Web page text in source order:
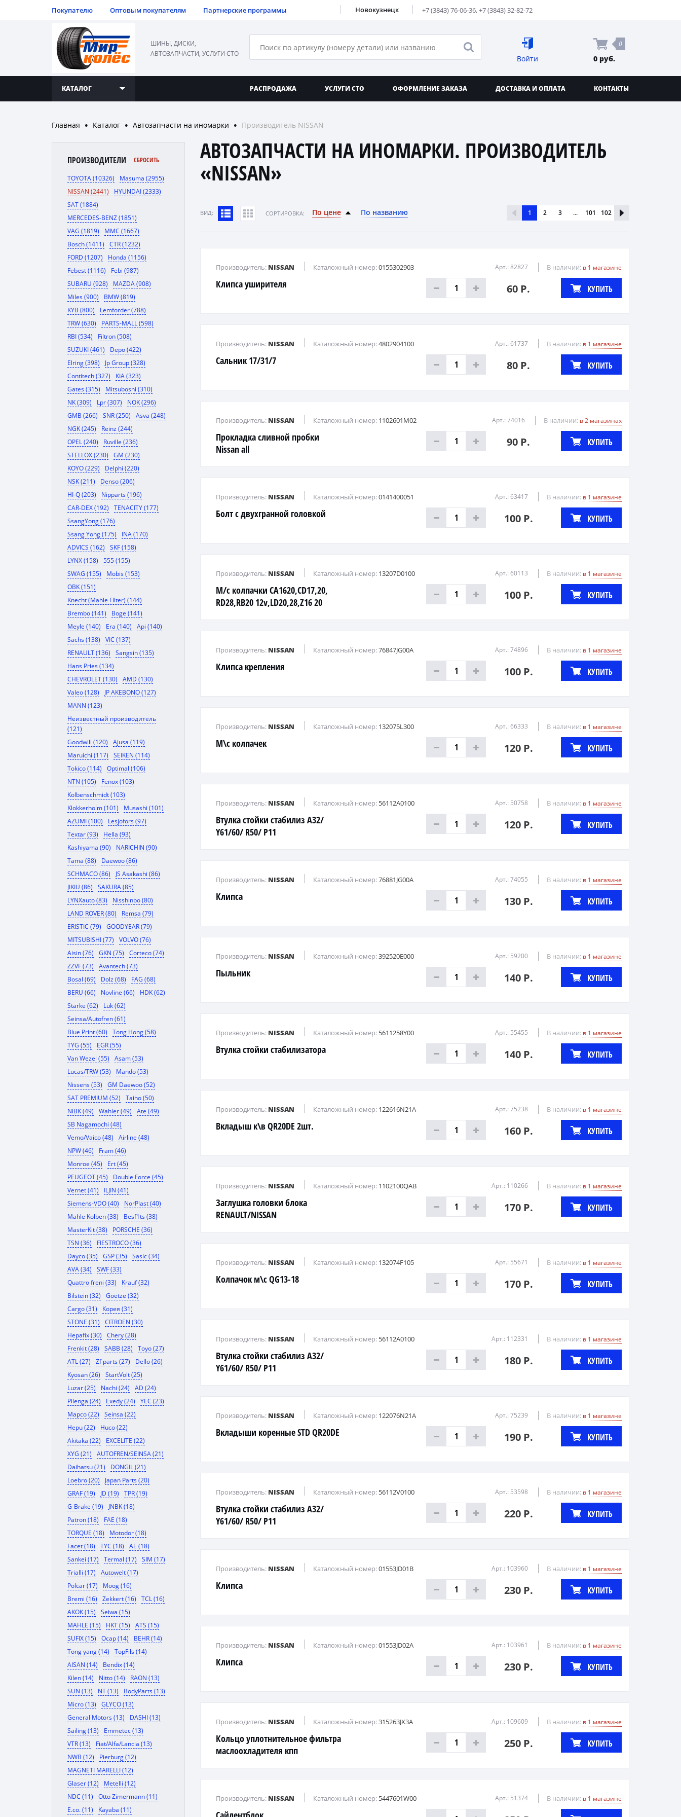
Покупателю Оптовым покупателям Партнерские программы Новокузнецк +7 (3843) 76-06-36,+7 (3843) 32-82-72
ШИНЫ, ДИСКИ,
АВТОЗАПЧАСТИ, УСЛУГИ СТО
Войти
0
0 руб.
КАТАЛОГ РАСПРОДАЖА УСЛУГИ СТО ОФОРМЛЕНИЕ ЗАКАЗА ДОСТАВКА И ОПЛАТА КОНТАКТЫ
Главная ● Каталог ● Автозапчасти на иномарки ● Производитель NISSAN
ПРОИЗВОДИТЕЛИ СБРОСИТЬ
TOYOTA (10326)
Masuma (2955)
NISSAN (2441)
HYUNDAI (2333)
SAT (1884)
MERCEDES-BENZ (1851)
VAG (1819)
MMC (1667)
Bosch (1411)
CTR (1232)
FORD (1207)
Honda (1156)
Febest (1116)
Febi (987)
SUBARU (928)
MAZDA (908)
Miles (900)
BMW (819)
KYB (800)
Lemforder (788)
TRW (630)
PARTS-MALL (598)
RBI (534)
Filtron (508)
SUZUKI (461)
Depo (422)
Elring (398)
Jp Group (328)
Contitech (327)
KIA (323)
Gates (315)
Mitsuboshi (310)
NK (309)
Lpr (307)
NOK (296)
GMB (266)
SNR (250)
Asva (248)
NGK (245)
Reinz (244)
OPEL (240)
Ruville (236)
STELLOX (230)
GM (230)
KOYO (229)
Delphi (220)
NSK (211)
Denso (206)
HI-Q (203)
Nipparts (196)
CAR-DEX (192)
TENACITY (177)
SsangYong (176)
Ssang Yong (175)
INA (170)
ADVICS (162)
SKF (158)
LYNX (158)
555 (155)
SWAG (155)
Mobis (153)
OBK (151)
Knecht (Mahle Filter) (144)
Brembo (141)
Boge (141)
Meyle (140)
Era (140)
Api (140)
Sachs (138)
VIC (137)
RENAULT (136)
Sangsin (135)
Hans Pries (134)
CHEVROLET (130)
AMD (130)
Valeo (128)
JP AKEBONO (127)
MANN (123)
Неизвестный производитель
(121)
Goodwill (120)
Ajusa (119)
Maruichi (117)
SEIKEN (114)
Tokico (114)
Optimal (106)
NTN (105)
Fenox (103)
Kolbenschmidt (103)
Klokkerholm (101)
Musashi (101)
AZUMI (100)
Lesjofors (97)
Textar (93)
Hella (93)
Kashiyama (90)
NARICHIN (90)
Tama (88)
Daewoo (86)
SCHMACO (86)
JS Asakashi (86)
JIKIU (86)
SAKURA (85)
LYNXauto (83)
Nisshinbo (80)
LAND ROVER (80)
Remsa (79)
ERISTIC (79)
GOODYEAR (79)
MITSUBISHI (77)
VOLVO (76)
Aisin (76)
GKN (75)
Corteco (74)
ZZVF (73)
Avantech (73)
Bosal (69)
Dolz (68)
FAG (68)
BERU (66)
Novline (66)
HDK (62)
Starke (62)
Luk (62)
Seinsa/Autofren (61)
Blue Print (60)
Tong Hong (58)
TYG (55)
EGR (55)
Van Wezel (55)
Asam (53)
Lucas/TRW (53)
Mando (53)
Nissens (53)
GM Daewoo (52)
SAT PREMIUM (52)
Taiho (50)
NiBK (49)
Wahler (49)
Ate (49)
SB Nagamochi (48)
Vemo/Vaico (48)
Airline (48)
NPW (46)
Fram (46)
Monroe (45)
Ert (45)
PEUGEOT (45)
Double Force (45)
Vernet (41)
ILJIN (41)
Siemens-VDO (40)
NorPlast (40)
Mahle Kolben (38)
Besf1ts (38)
MasterKit (38)
PORSCHE (36)
TSN (36)
FIESTROCO (36)
Dayco (35)
GSP (35)
Sasic (34)
AVA (34)
SWF (33)
Quattro freni (33)
Krauf (32)
Bilstein (32)
Goetze (32)
Cargo (31)
Корея (31)
STONE (31)
CITROEN (30)
Hepafix (30)
Chery (28)
Frenkit (28)
SABB (28)
Toyo (27)
ATL (27)
Zf parts (27)
Dello (26)
Kyosan (26)
StartVolt (25)
Luzar (25)
Nachi (24)
AD (24)
Pilenga (24)
Exedy (24)
YEC (23)
Mapco (22)
Seinsa (22)
Hepu (22)
Huco (22)
Akitaka (22)
EXCELITE (22)
XYG (21)
AUTOFREN/SEINSA (21)
Daihatsu (21)
DONGIL (21)
Loebro (20)
Japan Parts (20)
GRAF (19)
JD (19)
TPR (19)
G-Brake (19)
JNBK (18)
Patron (18)
FAE (18)
TORQUE (18)
Motodor (18)
Facet (18)
TYC (18)
AE (18)
Sankei (17)
Termal (17)
SIM (17)
Trialli (17)
Autowelt (17)
Polcar (17)
Moog (16)
Bremi (16)
Zekkert (16)
TCL (16)
AKOK (15)
Seiwa (15)
MAHLE (15)
HKT (15)
ATS (15)
SUFIX (15)
Ocap (14)
BEHR (14)
Tong yang (14)
TopFils (14)
AISAN (14)
Bendix (14)
Kilen (14)
Nitto (14)
RAON (13)
SUN (13)
NT (13)
BodyParts (13)
Micro (13)
GLYCO (13)
General Motors (13)
DASHI (13)
Sailing (13)
Emmetec (13)
VTR (13)
Fiat/Alfa/Lancia (13)
NWB (12)
Pierburg (12)
MAGNETI MARELLI (12)
Glaser (12)
Metelli (12)
NDC (11)
Otto Zimermann (11)
E.co. (11)
Kayaba (11)
АВТОЗАПЧАСТИ НА ИНОМАРКИ. ПРОИЗВОДИТЕЛЬ
«NISSAN»
ВИД: CОРТИРОВКА: По цене По названию 1 2 3 ... 101 102
Клипса уширителя
Производитель: NISSAN Каталожный номер:0155302903 Арт.: 82827 В наличии: в 1 магазине
60 Р. КУПИТЬ
Сальник 17/31/7
Производитель: NISSAN Каталожный номер:4802904100 Арт.: 61737 В наличии: в 1 магазине
80 Р. КУПИТЬ
Прокладка сливной пробки
Nissan all
Производитель: NISSAN Каталожный номер: 1102601M02 Арт.: 74016 В наличии: в 2 магазинах
90 Р. КУПИТЬ
Болт с двухгранной головкой
Производитель: NISSAN Каталожный номер:0141400051 Арт.: 63417 В наличии: в 1 магазине
100 Р. КУПИТЬ
М/с колпачки CA1620,CD17,20,
RD28,RB20 12v,LD20,28,Z16 20
Производитель: NISSAN Каталожный номер: 13207D0100 Арт.: 60113 В наличии: в 1 магазине
100 Р. КУПИТЬ
Клипса крепления
Производитель: NISSAN Каталожный номер:76847JG00A Арт.: 74896 В наличии: в 1 магазине
100 Р. КУПИТЬ
М\с колпачек
Производитель: NISSAN Каталожный номер: 132075L300 Арт.: 66333 В наличии: в 1 магазине
120 Р. КУПИТЬ
Втулка стойки стабилиз A32/
Y61/60/ R50/ P11
Производитель: NISSAN Каталожный номер: 56112A0100 Арт.: 50758 В наличии: в 1 магазине
120 Р. КУПИТЬ
Клипса
Производитель: NISSAN Каталожный номер:76881JG00A Арт.: 74055 В наличии: в 1 магазине
130 Р. КУПИТЬ
Пыльник
Производитель: NISSAN Каталожный номер:392520E000 Арт.: 59200 В наличии: в 1 магазине
140 Р. КУПИТЬ
Втулка стойки стабилизатора
Производитель: NISSAN Каталожный номер: 5611258Y00 Арт.: 55455 В наличии: в 1 магазине
140 Р. КУПИТЬ
Вкладыш к\в QR20DE 2шт.
Производитель: NISSAN Каталожный номер: 122616N21A Арт.: 75238 В наличии: в 1 магазине
160 Р. КУПИТЬ
Заглушка головки блока
RENAULT/NISSAN
Производитель: NISSAN Каталожный номер: 1102100QAB Арт.: 110266 В наличии: в 1 магазине
170 Р. КУПИТЬ
Колпачок м\с QG13-18
Производитель: NISSAN Каталожный номер: 132074F105 Арт.: 55671 В наличии: в 1 магазине
170 Р. КУПИТЬ
Втулка стойки стабилиз A32/
Y61/60/ R50/ P11
Производитель: NISSAN Каталожный номер: 56112A0100 Арт.: 112331 В наличии: в 1 магазине
180 Р. КУПИТЬ
Вкладыши коренные STD QR20DE
Производитель: NISSAN Каталожный номер: 122076N21A Арт.: 75239 В наличии: в 1 магазине
190 Р. КУПИТЬ
Втулка стойки стабилиз A32/
Y61/60/ R50/ P11
Производитель: NISSAN Каталожный номер: 56112V0100 Арт.: 53598 В наличии: в 1 магазине
220 Р. КУПИТЬ
Клипса
Производитель: NISSAN Каталожный номер:01553JD01B Арт.: 103960 В наличии: в 1 магазине
230 Р. КУПИТЬ
Клипса
Производитель: NISSAN Каталожный номер:01553JD02A Арт.: 103961 В наличии: в 1 магазине
230 Р. КУПИТЬ
Кольцо уплотнительное фильтра
маслоохладителя кпп
Производитель: NISSAN Каталожный номер:315263JX3A Арт.: 109609 В наличии: в 1 магазине
250 Р. КУПИТЬ
Производитель: NISSAN Каталожный номер: 5447601W00 Арт.: 51374 В наличии: в 1 магазине